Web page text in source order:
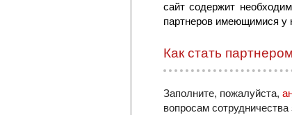
сайт содержит
партнеров имеющимися у
Как стать
Заполните, пожалуйста,
вопросам